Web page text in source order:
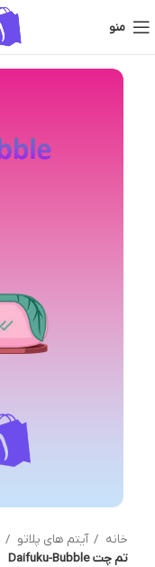
منو
خانه آیتم های پلاتو
تم چت Daifuku-Bubble